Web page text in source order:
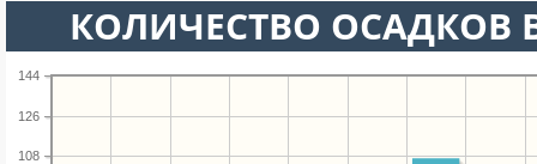
КОЛИЧЕСТВО ОСАДКОВ
108
126
144